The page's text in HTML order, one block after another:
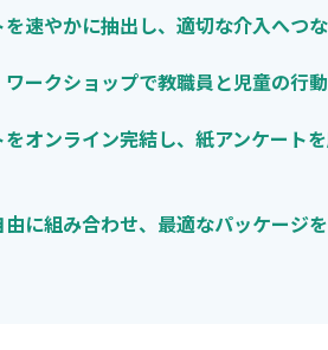
速やかに抽出し、適切な介入へつ
ークショップで教職員と児童の行
オンライン完結し、紙アンケート
に組み合わせ、最適なパッケージ